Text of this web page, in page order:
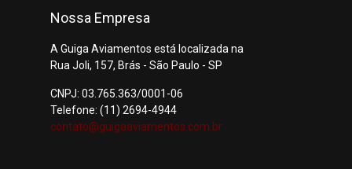
Nossa Empresa
A Guiga Aviamentos está localizada na
Rua Joli, 157, Brás - São Paulo - SP
CNPJ: 03.765.363/0001-06
Telefone: (11) 2694-4944
contato@guigaaviamentos.com.br